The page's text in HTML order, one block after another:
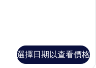
選擇日期以查看價格